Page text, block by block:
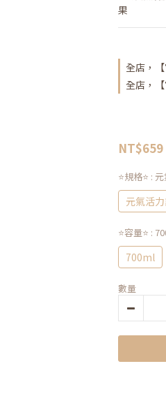
果
全店，
全店，
NT$659
⭐️規格⭐️ :
元氣活
⭐️容量⭐️ :
700ml
數量